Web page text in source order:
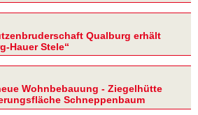
Qualburg erhält
Hauer Stele“
Wohnbebauung - Ziegelhütte
Schneppenbaum